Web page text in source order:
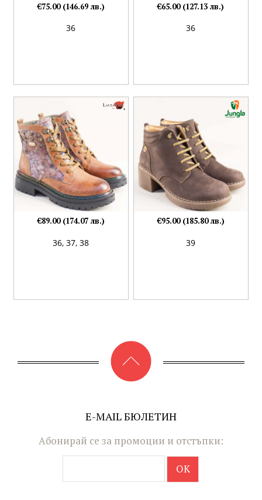
36
€75.00 (146.69 лв.)
36
€65.00 (127.13 лв.)
36,37,38
€89.00 (174.07 лв.)
39
€95.00 (185.80 лв.)
E-MAIL БЮЛЕТИН
Абонирай се за промоции и отстъпки: